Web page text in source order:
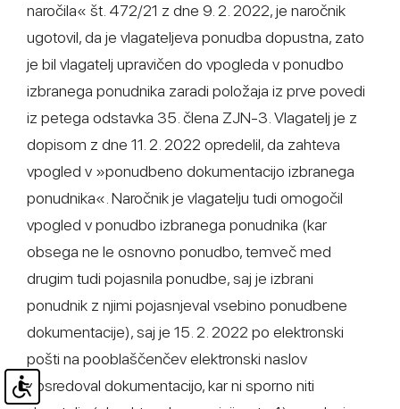
naročila« št. 472/21 z dne 9. 2. 2022, je naročnik
ugotovil, da je vlagateljeva ponudba dopustna, zato
je bil vlagatelj upravičen do vpogleda v ponudbo
izbranega ponudnika zaradi položaja iz prve povedi
iz petega odstavka 35. člena ZJN-3. Vlagatelj je z
dopisom z dne 11. 2. 2022 opredelil, da zahteva
vpogled v »ponudbeno dokumentacijo izbranega
ponudnika«. Naročnik je vlagatelju tudi omogočil
vpogled v ponudbo izbranega ponudnika (kar
obsega ne le osnovno ponudbo, temveč med
drugim tudi pojasnila ponudbe, saj je izbrani
ponudnik z njimi pojasnjeval vsebino ponudbene
dokumentacije), saj je 15. 2. 2022 po elektronski
pošti na pooblaščenčev elektronski naslov
posredoval dokumentacijo, kar ni sporno niti